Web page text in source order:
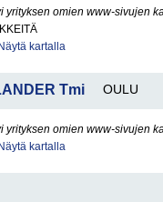
yrityksen omien www-sivujen
Näytä kartalla
Tmi OULU
yrityksen omien www-sivujen
Näytä kartalla